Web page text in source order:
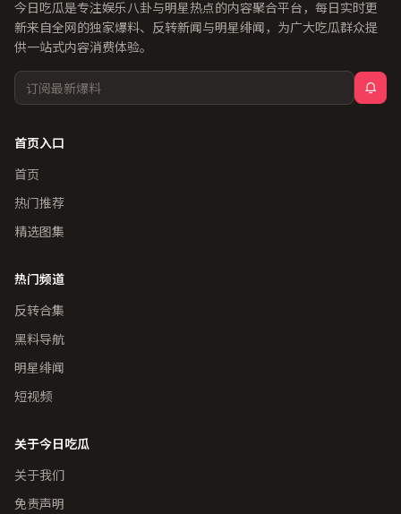
今日吃瓜是专注娱乐八卦与明星热点的内容聚合平台，每日实时更
新来自全网的独家爆料、反转新闻与明星绯闻，为广大吃瓜群众提
供一站式内容消费体验。
首页入口
首页
热门推荐
精选图集
热门频道
反转合集
黑料导航
明星绯闻
短视频
关于今日吃瓜
关于我们
免责声明